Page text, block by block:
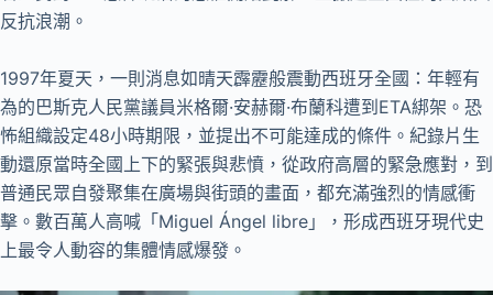
反抗浪潮。
1997年夏天，一則消息如晴天霹靂般震動西班牙全國：年輕有
為的巴斯克人民黨議員米格爾·安赫爾·布蘭科遭到ETA綁架。恐
怖組織設定48小時期限，並提出不可能達成的條件。紀錄片生
動還原當時全國上下的緊張與悲憤，從政府高層的緊急應對，到
普通民眾自發聚集在廣場與街頭的畫面，都充滿強烈的情感衝
擊。數百萬人高喊「Miguel Ángel libre」，形成西班牙現代史
上最令人動容的集體情感爆發。